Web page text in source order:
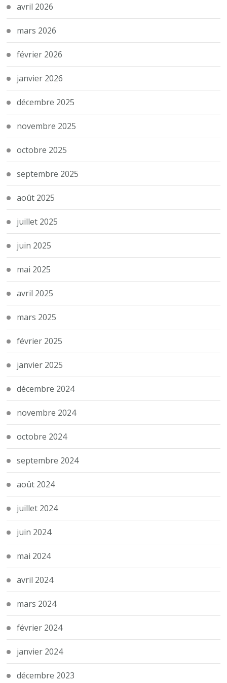
avril 2026
mars 2026
février 2026
janvier 2026
décembre 2025
novembre 2025
octobre 2025
septembre 2025
août 2025
juillet 2025
juin 2025
mai 2025
avril 2025
mars 2025
février 2025
janvier 2025
décembre 2024
novembre 2024
octobre 2024
septembre 2024
août 2024
juillet 2024
juin 2024
mai 2024
avril 2024
mars 2024
février 2024
janvier 2024
décembre 2023